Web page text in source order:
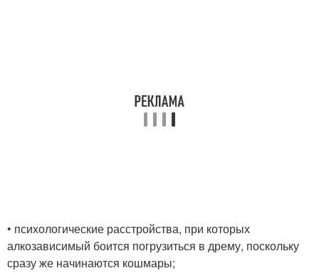
• психологические расстройства, при которых
алкозависимый боится погрузиться в дрему, поскольку
сразу же начинаются кошмары;